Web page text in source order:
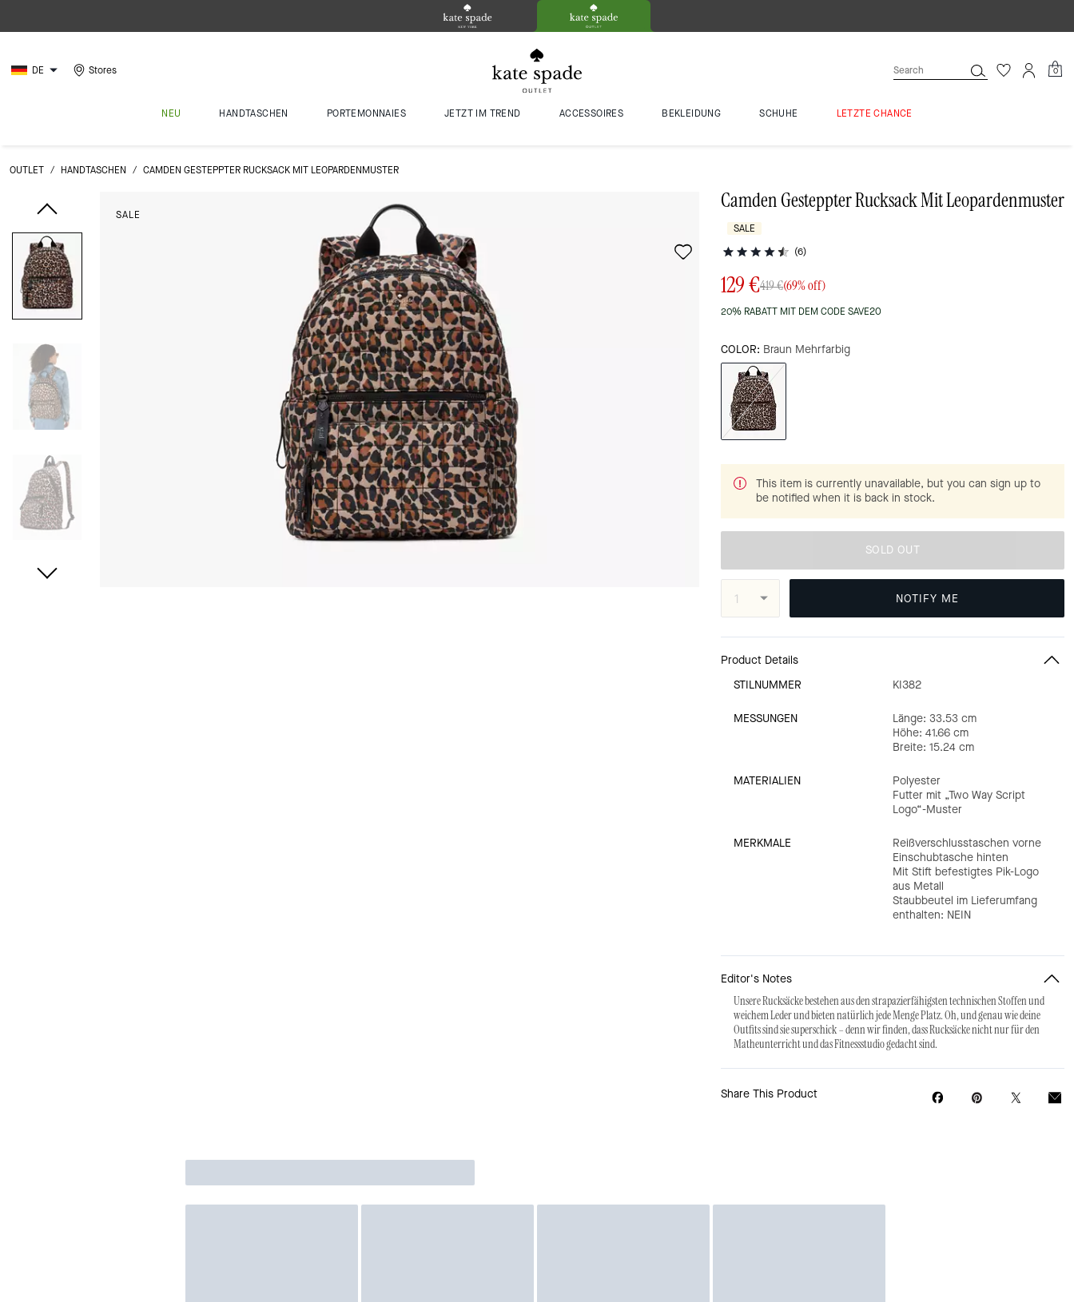
DE Stores 0
NEU HANDTASCHEN PORTEMONNAIES JETZT IM TREND ACCESSOIRES BEKLEIDUNG SCHUHE LETZTE CHANCE
OUTLET / HANDTASCHEN / CAMDEN GESTEPPTER RUCKSACK MIT LEOPARDENMUSTER
SALE
Camden Gesteppter Rucksack Mit Leopardenmuster
SALE
(6)
129 €419 €(69% off)
20% RABATT MIT DEM CODE SAVE20
COLOR: Braun Mehrfarbig
This item is currently unavailable, but you can sign up to
be notified when it is back in stock.
SOLD OUT
NOTIFY ME
Product Details
STILNUMMER
KI382
MESSUNGEN
Länge: 33.53 cm
Höhe: 41.66 cm
Breite: 15.24 cm
MATERIALIEN
Polyester
Futter mit „Two Way Script
Logo“-Muster
MERKMALE
Reißverschlusstaschen vorne
Einschubtasche hinten
Mit Stift befestigtes Pik-Logo
aus Metall
Staubbeutel im Lieferumfang
enthalten: NEIN
Editor's Notes
Unsere Rucksäcke bestehen aus den strapazierfähigsten technischen Stoffen und
weichem Leder und bieten natürlich jede Menge Platz. Oh, und genau wie deine
Outfits sind sie superschick – denn wir finden, dass Rucksäcke nicht nur für den
Matheunterricht und das Fitnessstudio gedacht sind.
Share This Product